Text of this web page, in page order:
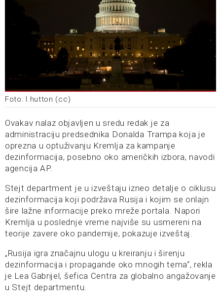
Foto: l.hutton (cc)
Ovakav nalaz objavljen u sredu redak je za
administraciju predsednika Donalda Trampa koja je
oprezna u optuživanju Kremlja za kampanje
dezinformacija, posebno oko američkih izbora, navodi
agencija AP.
Stejt department je u izveštaju izneo detalje o ciklusu
dezinformacija koji podržava Rusija i kojim se onlajn
šire lažne informacije preko mreže portala. Napori
Kremlja u poslednje vreme najviše su usmereni na
teorije zavere oko pandemije, pokazuje izveštaj.
„Rusija igra značajnu ulogu u kreiranju i širenju
dezinformacija i propagande oko mnogih tema“, rekla
je Lea Gabrijel, šefica Centra za globalno angažovanje
u Stejt departmentu.